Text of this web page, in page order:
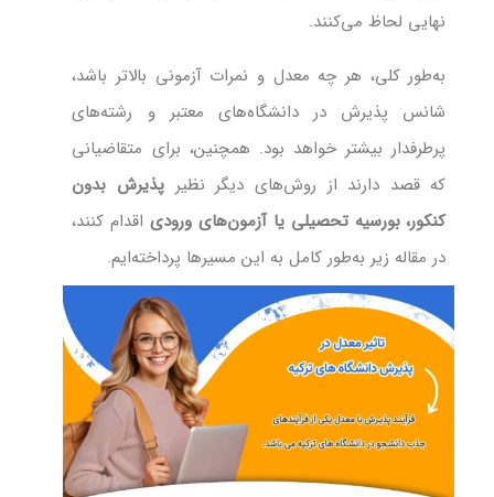
نهایی لحاظ می‌کنند.
به‌طور کلی، هر چه معدل و نمرات آزمونی بالاتر باشد،
شانس پذیرش در دانشگاه‌های معتبر و رشته‌های
پرطرفدار بیشتر خواهد بود. همچنین، برای متقاضیانی
که قصد دارند از روش‌های دیگر نظیر پذیرش بدون
کنکور، بورسیه تحصیلی یا آزمون‌های ورودیاقدام کنند،
در مقاله زیر به‌طور کامل به این مسیرها پرداخته‌ایم.